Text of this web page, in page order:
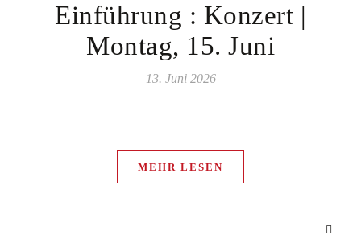
Einführung : Konzert |
Montag, 15. Juni
13. Juni 2026
MEHR LESEN